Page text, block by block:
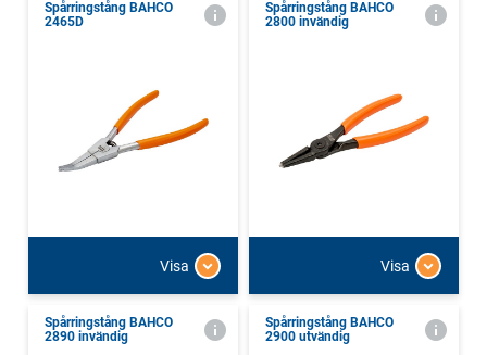
Spårringstång BAHCO
2465D
Visa
Spårringstång BAHCO
2800 invändig
Visa
Spårringstång BAHCO
2890 invändig
Spårringstång BAHCO
2900 utvändig